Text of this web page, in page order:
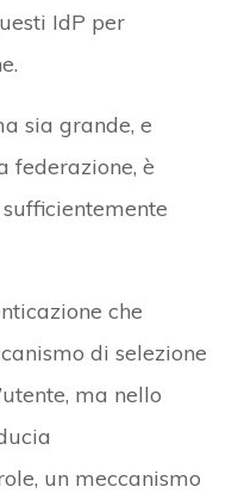
IdP per
sia grande, e
federazione, è
che
di selezione
ma nello
un meccanismo